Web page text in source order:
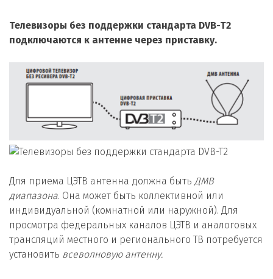
Телевизоры без поддержки стандарта DVB-T2
подключаются к антенне через приставку.
Для приема ЦЭТВ антенна должна быть ДМВ
диапазона. Она может быть коллективной или
индивидуальной (комнатной или наружной). Для
просмотра федеральных каналов ЦЭТВ и аналоговых
трансляций местного и регионального ТВ потребуется
установить всеволновую антенну.